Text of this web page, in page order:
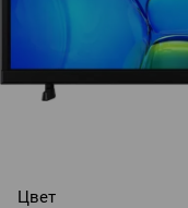
Цвет